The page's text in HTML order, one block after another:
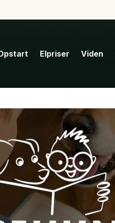
Elpriser Viden